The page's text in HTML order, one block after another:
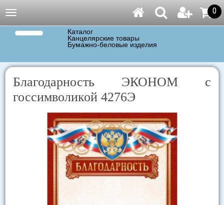
Навигация 0
Каталог
Канцелярские товары
Бумажно-беловые изделия
Благодарность ЭКОНОМ с
госсимволикой 4276Э